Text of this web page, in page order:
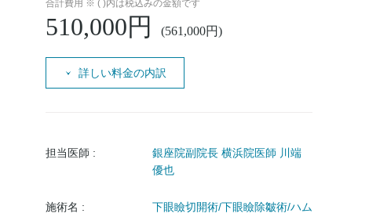
合計費用 ※ ( )内は税込みの金額です
510,000円 (561,000円)
詳しい料金の内訳
担当医師 :
銀座院副院長 横浜院医師 川端
優也
施術名 :
下眼瞼切開術/下眼瞼除皺術/ハム